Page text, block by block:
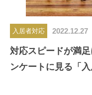
入居者対応 2022.12.27
対応スピードが満
ンケートに見る「